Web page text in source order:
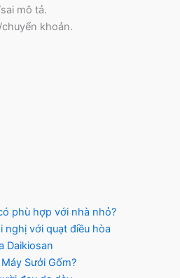
mô tả.
khoản.
phù hợp với nhà nhỏ?
nghị với quạt điều hòa
Daikiosan
Sưởi Gốm?